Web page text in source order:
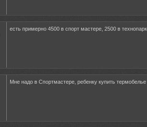
есть примерно 4500 в спорт мастере, 2500 в
Мне надо в Спортмастере, ребенку купить термобелье